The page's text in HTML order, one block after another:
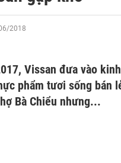
2018
Vissan đưa vào
phẩm tươi sống bán
Bà Chiểu nhưng...